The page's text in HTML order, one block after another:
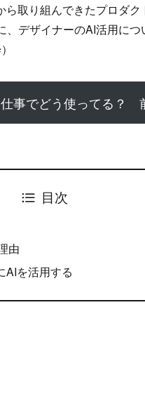
取り組んできたプロダ
デザイナーのAI活用につ
事でどう使ってる？
目次
由
AIを活用する